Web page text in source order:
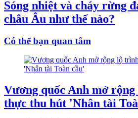
Sóng nhiệt và cháy rừng
châu Âu như thế nào?
Có thể bạn quan tâm
Vương quốc Anh mở
thực thu hút 'Nhân tài